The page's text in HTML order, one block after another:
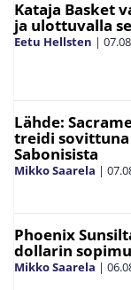
Kataja Basket
ja ulottuvalla
Eetu Hellsten |
Lähde:
treidi
Sabonisista
Mikko Saarela |
Phoenix
dollarin
Mikko Saarela |